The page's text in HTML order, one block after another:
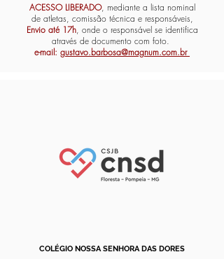
ACESSO LIBERADO, mediante a lista nominal
de atletas, comissão técnica e responsáveis,
Envio até 17h, onde o responsável se identifica
através de documento com foto.
e-mail: gustavo.barbosa@magnum.com.br
COLÉGIO NOSSA SENHORA DAS DORES